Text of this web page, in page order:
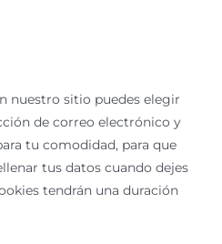
nuestro sitio puedes elegir
de correo electrónico y
tu comodidad, para que
tus datos cuando dejes
tendrán una duración